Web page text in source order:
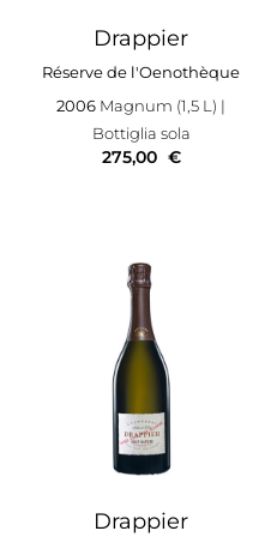
Drappier
Réserve de l'Oenothèque
2006 Magnum (1,5 L) |
Bottiglia sola
275,00 €
Drappier